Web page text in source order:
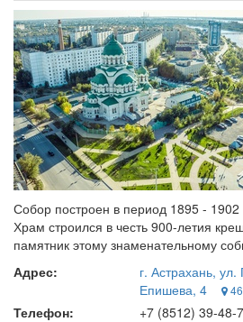
Собор построен в период 1895 - 1902
Храм строился в честь 900-летия
памятник этому знаменательному
Адрес:
г. Астрахань,
Епишева, 4
Телефон:
+7 (8512) 39-48-